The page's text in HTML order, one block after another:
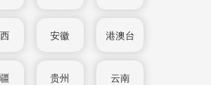
安徽 港澳台
贵州 云南